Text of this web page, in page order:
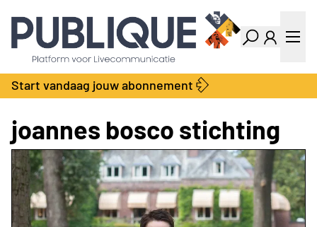
Industry Dashboard
Vacatures
Kalender
Producten
Bedrijvengids
Locatie Finder
Contact
Over ons
Adverteren
Abonnementen
Start vandaag jouw abonnement
joannes bosco stichting